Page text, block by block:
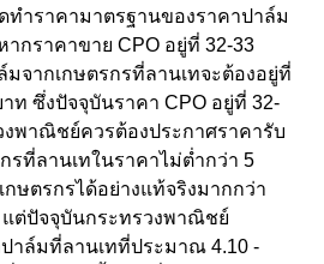
ทำราคามาตรฐานของราคาปาล์ม
กราคาขาย CPO อยู่ที่ 32-33
จากเกษตรกรที่ลานเทจะต้องอยู่ที่
ท ซึ่งปัจจุบันราคา CPO อยู่ที่ 32-
พาณิชย์ควรต้องประกาศราคารับ
รที่ลานเทในราคาไม่ต่ำกว่า 5
กษตรกรได้อย่างแท้จริงมากกว่า
ต่ปัจจุบันกระทรวงพาณิชย์
าล์มที่ลานเทที่ประมาณ 4.10 -